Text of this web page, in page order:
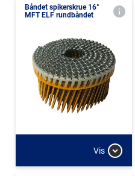
Båndet spikerskrue 16°
MFT ELF rundbåndet
Vis